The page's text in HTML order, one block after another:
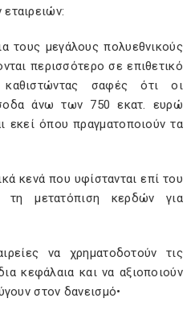
τους μεγάλους πολυεθνικούς
περισσότερο σε επιθετικό
καθιστώντας σαφές ότι οι
άνω των 750 εκατ. ευρώ
εκεί όπου πραγματοποιούν τα
κενά που υφίστανται επί του
μετατόπιση κερδών για
να χρηματοδοτούν τις
κεφάλαια και να αξιοποιούν
στον δανεισμό•